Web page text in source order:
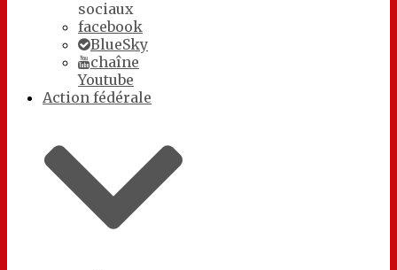
sociaux
facebook
BlueSky
chaîne
Youtube
Action fédérale